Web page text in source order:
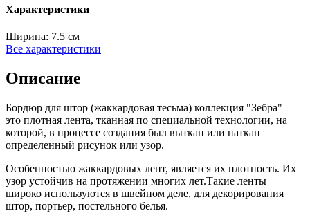
Характеристики
Ширина: 7.5 см
Все характеристики
Описание
Бордюр для штор (жаккардовая тесьма) коллекция "Зебра" —
это плотная лента, тканная по специальной технологии, на
которой, в процессе создания был выткан или наткан
определенный рисунок или узор.
Особенностью жаккардовых лент, является их плотность. Их
узор устойчив на протяжении многих лет.Такие ленты
широко используются в швейном деле, для декорирования
штор, портьер, постельного белья.